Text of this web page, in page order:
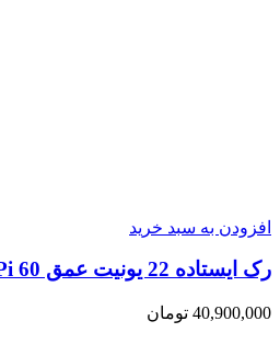
افزودن به سبد خرید
رک ایستاده 22 یونیت عمق 60 HPi
40,900,000 تومان